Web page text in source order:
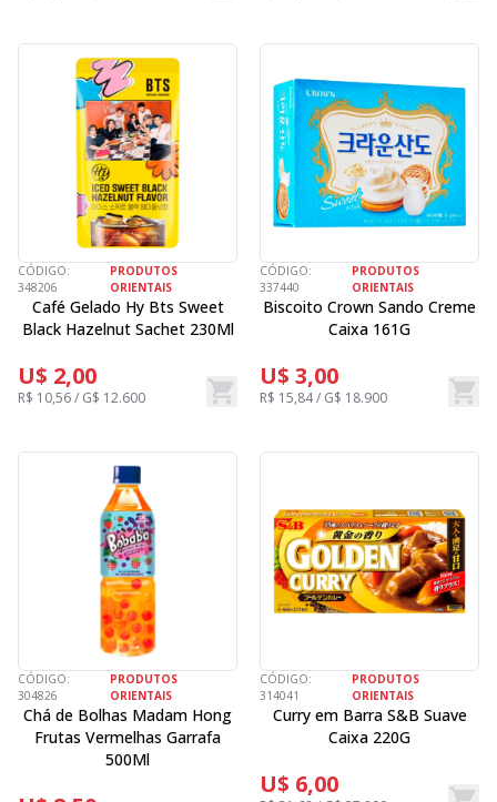
CÓDIGO:
348206
PRODUTOS
ORIENTAIS
Café Gelado Hy Bts Sweet
Black Hazelnut Sachet 230Ml
U$ 2,00
R$ 10,56 / G$ 12.600
CÓDIGO:
337440
PRODUTOS
ORIENTAIS
Biscoito Crown Sando Creme
Caixa 161G
U$ 3,00
R$ 15,84 / G$ 18.900
CÓDIGO:
304826
PRODUTOS
ORIENTAIS
Chá de Bolhas Madam Hong
Frutas Vermelhas Garrafa
500Ml
CÓDIGO:
314041
PRODUTOS
ORIENTAIS
Curry em Barra S&B Suave
Caixa 220G
U$ 6,00